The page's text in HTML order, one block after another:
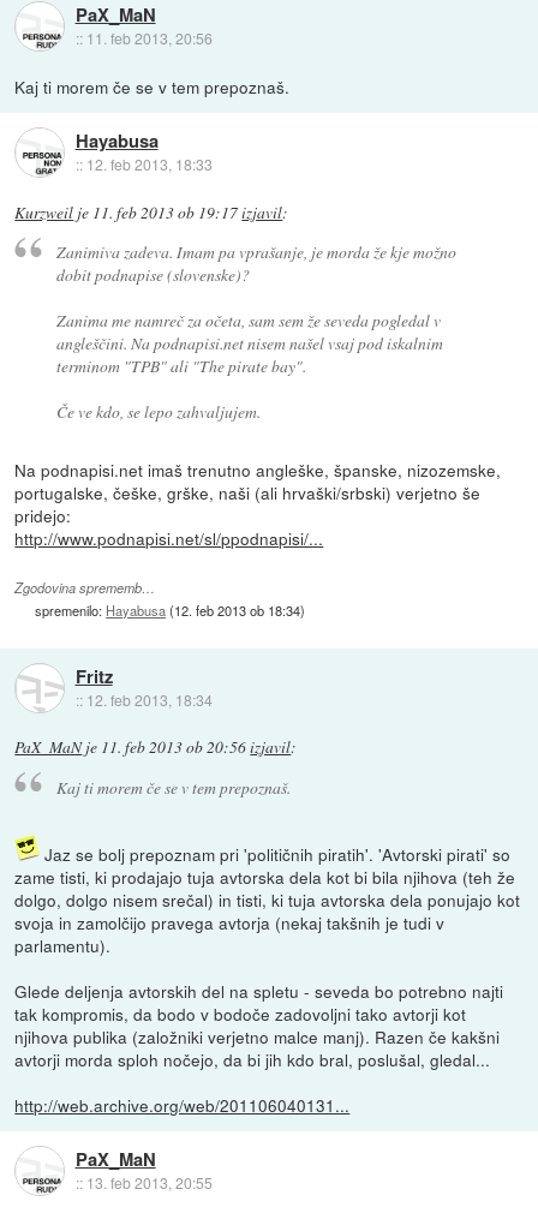
PaX_MaN
:: 11. feb 2013, 20:56
Kaj ti morem če se v tem prepoznaš.
Hayabusa
:: 12. feb 2013, 18:33
Kurzweil je 11. feb 2013 ob 19:17izjavil:
Zanimiva zadeva. Imam pa vprašanje, je morda že kje možno
dobit podnapise (slovenske)?
Zanima me namreč za očeta, sam sem že seveda pogledal v
angleščini. Na podnapisi.net nisem našel vsaj pod iskalnim
terminom "TPB" ali "The pirate bay".
Če ve kdo, se lepo zahvaljujem.
Na podnapisi.net imaš trenutno angleške, španske, nizozemske,
portugalske, češke, grške, naši (ali hrvaški/srbski) verjetno še
pridejo:
http://www.podnapisi.net/sl/ppodnapisi/...
Zgodovina sprememb…
spremenilo: Hayabusa(12. feb 2013 ob 18:34)
Fritz
:: 12. feb 2013, 18:34
PaX_MaNje 11. feb 2013 ob 20:56izjavil:
Kaj ti morem če se v tem prepoznaš.
Jaz se bolj prepoznam pri 'političnih piratih'. 'Avtorski pirati' so
zame tisti, ki prodajajo tuja avtorska dela kot bi bila njihova (teh že
dolgo, dolgo nisem srečal) in tisti, ki tuja avtorska dela ponujajo kot
svoja in zamolčijo pravega avtorja (nekaj takšnih je tudi v
parlamentu).
Glede deljenja avtorskih del na spletu - seveda bo potrebno najti
tak kompromis, da bodo v bodoče zadovoljni tako avtorji kot
njihova publika (založniki verjetno malce manj). Razen če kakšni
avtorji morda sploh nočejo, da bi jih kdo bral, poslušal, gledal...
http://web.archive.org/web/201106040131...
PaX_MaN
:: 13. feb 2013, 20:55